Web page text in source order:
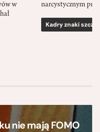
w
narcystycznym
Kadry znaki
nie mają FOMO